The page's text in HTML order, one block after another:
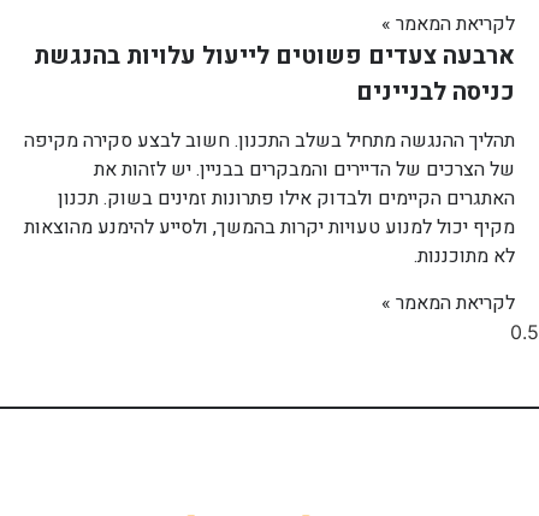
לקריאת המאמר »
ארבעה צעדים פשוטים לייעול עלויות בהנגשת
כניסה לבניינים
תהליך ההנגשה מתחיל בשלב התכנון. חשוב לבצע סקירה מקיפה
של הצרכים של הדיירים והמבקרים בבניין. יש לזהות את
האתגרים הקיימים ולבדוק אילו פתרונות זמינים בשוק. תכנון
מקיף יכול למנוע טעויות יקרות בהמשך, ולסייע להימנע מהוצאות
לא מתוכננות.
לקריאת המאמר »